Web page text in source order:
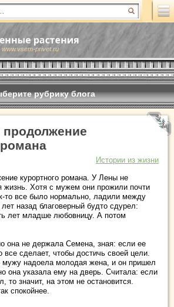
www.vsem-privet.ru
рубрику блога
продолжение
Истории из жизни
курортного романа. У Лены не
жизнь. Хотя с мужем они прожили почти
то все было нормально, ладили между
назад благоверный будто сдурел:
лет младше любовницу. А потом
она не держала Семена, зная: если ее
сделает, чтобы достичь своей цели.
мужу надоела молодая жена, и он пришел
она указала ему на дверь. Считала: если
то значит, на этом не остановится.
спокойнее.